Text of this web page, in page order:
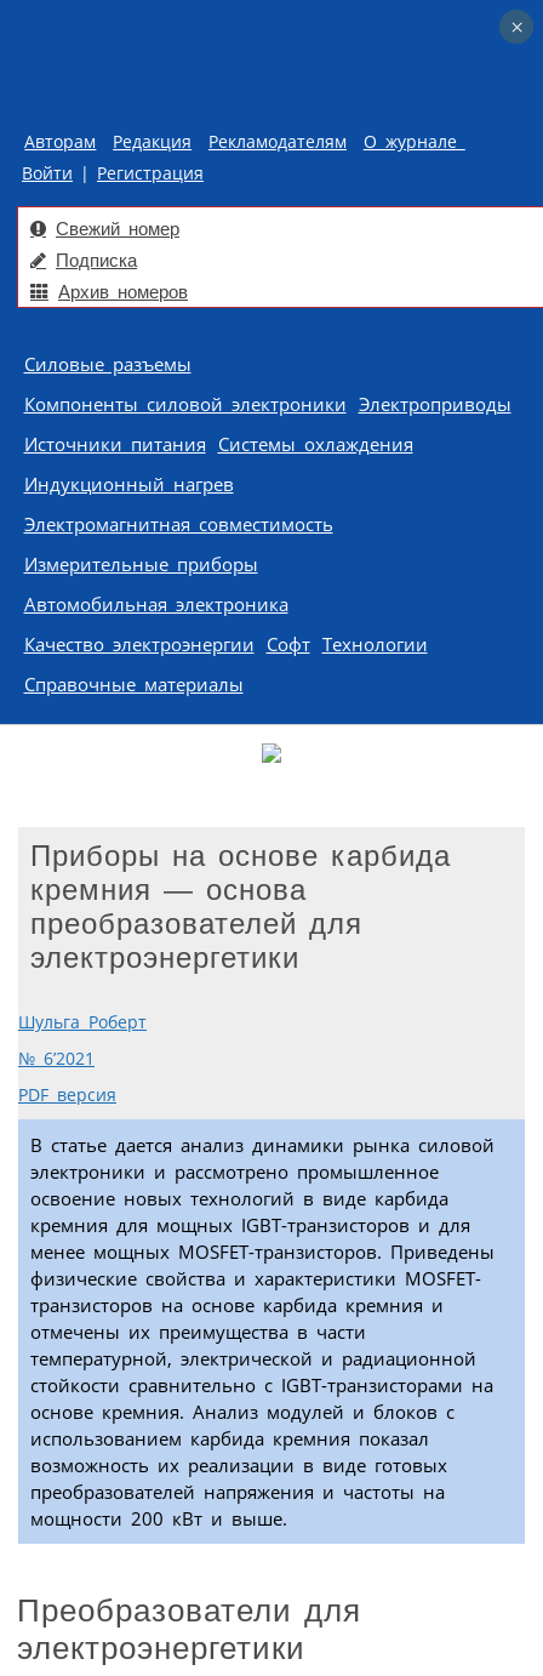
Авторам Редакция Рекламодателям
О журнале
Войти | Регистрация
Свежий номер
Подписка
Архив номеров
Skip to content
Силовые разъемы
Компоненты силовой электроники Электроприводы
Источники питания Системы охлаждения
Индукционный нагрев
Электромагнитная совместимость
Измерительные приборы
Автомобильная электроника
Качество электроэнергии Софт Технологии
Справочные материалы
Приборы на основе карбида
кремния — основа
преобразователей для
электроэнергетики
Шульга Роберт
№ 6’2021
PDF версия
В статье дается анализ динамики рынка силовой
электроники и рассмотрено промышленное
освоение новых технологий в виде карбида
кремния для мощных IGBT-транзисторов и для
менее мощных MOSFET-транзисторов. Приведены
физические свойства и характеристики MOSFET-
транзисторов на основе карбида кремния и
отмечены их преимущества в части
температурной, электрической и радиационной
стойкости сравнительно с IGBT-транзисторами на
основе кремния. Анализ модулей и блоков с
использованием карбида кремния показал
возможность их реализации в виде готовых
преобразователей напряжения и частоты на
мощности 200 кВт и выше.
Преобразователи для
электроэнергетики
×
×